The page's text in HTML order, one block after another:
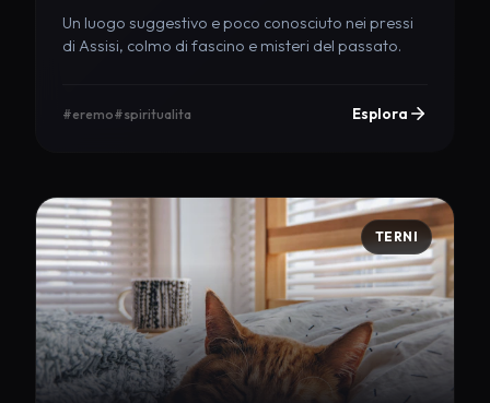
Un luogo suggestivo e poco conosciuto nei pressi
di Assisi, colmo di fascino e misteri del passato.
#eremo#spiritualita Esplora
TERNI